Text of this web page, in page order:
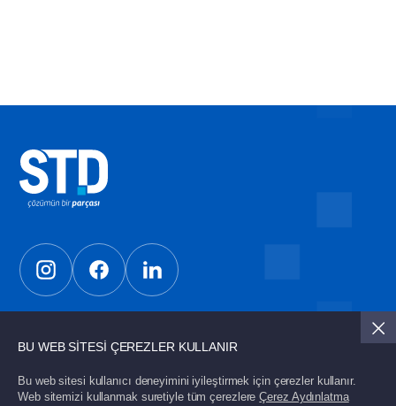
Güncel gelişmelerden haberdar olmak için üye
BU WEB SİTESİ ÇEREZLER KULLANIR
Bu web sitesi kullanıcı deneyimini iyileştirmek için çerezler kullanır.
Web sitemizi kullanmak suretiyle tüm çerezlereÇerez Aydınlatma